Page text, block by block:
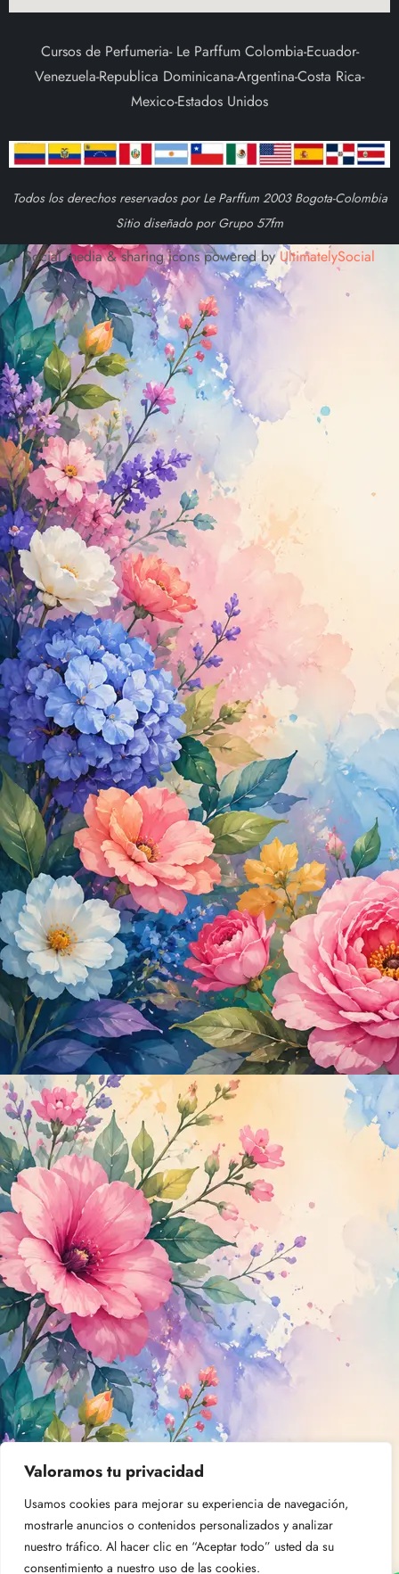
Valoramos tu privacidad
Usamos cookies para mejorar su experiencia de navegación,
mostrarle anuncios o contenidos personalizados y analizar
nuestro tráfico. Al hacer clic en “Aceptar todo” usted da su
consentimiento a nuestro uso de las cookies.
Cursos de Perfumeria- Le Parffum Colombia-Ecuador-
Venezuela-Republica Dominicana-Argentina-Costa Rica-
Mexico-Estados Unidos
Todos los derechos reservados por Le Parffum 2003 Bogota-Colombia
Sitio diseñado por Grupo 57fm
Social media & sharing icons powered byUltimatelySocial